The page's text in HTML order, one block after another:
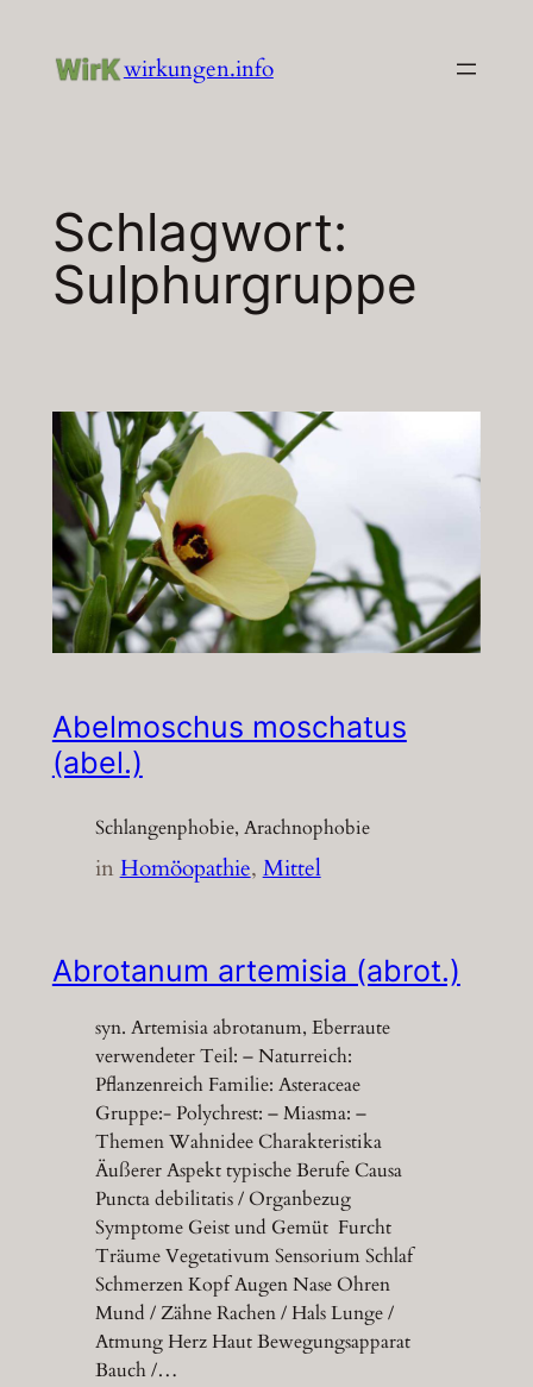
Inhalt
wirkungen.info
Schlagwort:
Sulphurgruppe
Abelmoschus moschatus
(abel.)
Schlangenphobie, Arachnophobie
inHomöopathie, Mittel
Abrotanum artemisia (abrot.)
syn. Artemisia abrotanum, Eberraute
verwendeter Teil: – Naturreich:
Pflanzenreich Familie: Asteraceae
Gruppe:- Polychrest: – Miasma: –
Themen Wahnidee Charakteristika
Äußerer Aspekt typische Berufe Causa
Puncta debilitatis / Organbezug
Symptome Geist und Gemüt Furcht
Träume Vegetativum Sensorium Schlaf
Schmerzen Kopf Augen Nase Ohren
Mund / Zähne Rachen / Hals Lunge /
Atmung Herz Haut Bewegungsapparat
Bauch /…